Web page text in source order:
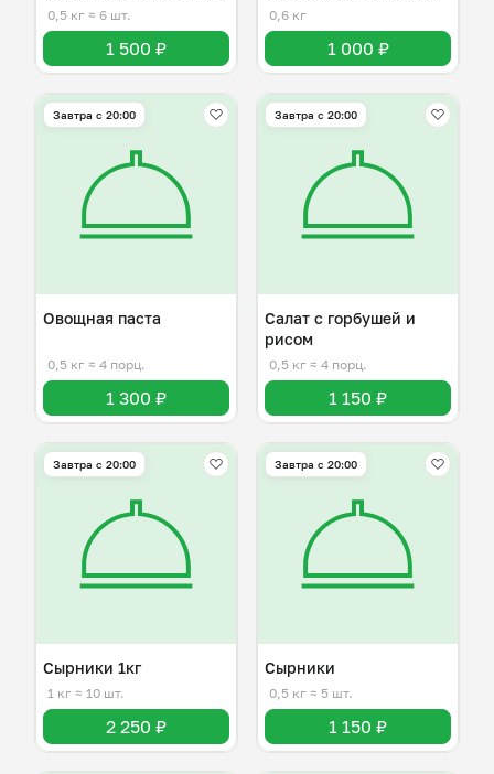
сыром
0,5 кг ≈ 6 шт.
1 500 ₽
0,6 кг
1 000 ₽
Завтра c 20:00
Овощная паста
0,5 кг ≈ 4 порц.
1 300 ₽
Завтра c 20:00
Салат с горбушей и
рисом
0,5 кг ≈ 4 порц.
1 150 ₽
Завтра c 20:00
Сырники 1кг
1 кг ≈ 10 шт.
2 250 ₽
Завтра c 20:00
Сырники
0,5 кг ≈ 5 шт.
1 150 ₽